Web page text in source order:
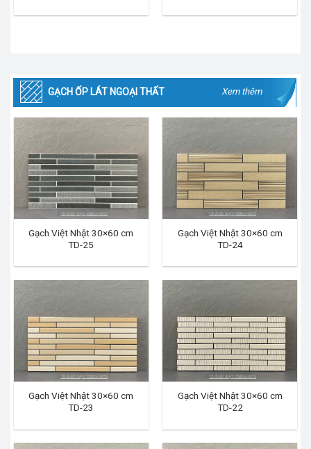
GẠCH ỐP LÁT NGOẠI THẤT Xem thêm
Gạch Việt Nhật 30×60 cm
TD-25
Gạch Việt Nhật 30×60 cm
TD-24
Gạch Việt Nhật 30×60 cm
TD-23
Gạch Việt Nhật 30×60 cm
TD-22